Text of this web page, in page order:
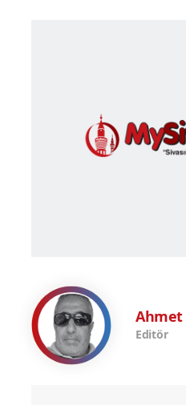
Ahmet
Editör